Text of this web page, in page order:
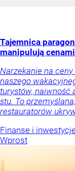
Tajemnica
manipulują
Narzekanie na
naszego
turystów, naiwność
stu. To
restauratorów
Finanse i
Wprost